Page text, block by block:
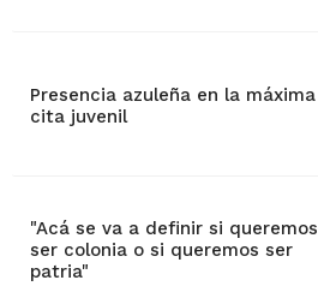
Presencia azuleña en la máxima
cita juvenil
"Acá se va a definir si queremos
ser colonia o si queremos ser
patria"